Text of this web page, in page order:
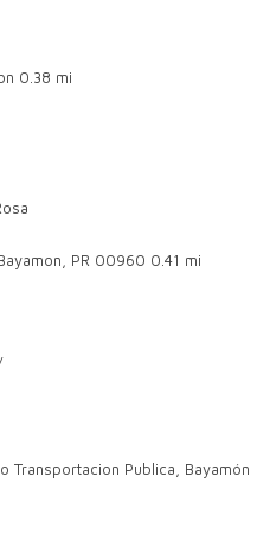
0.38 mi
PR 00960 0.41 mi
Transportacion Publica, Bayamón